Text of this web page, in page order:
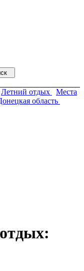
Летний отдых
Места
область